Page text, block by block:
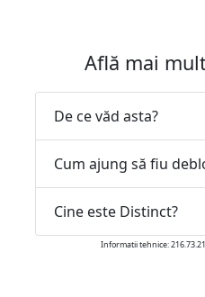
Află mai
De ce văd asta?
Cum ajung să fiu
Cine este Distinct?
Informatii tehnice: